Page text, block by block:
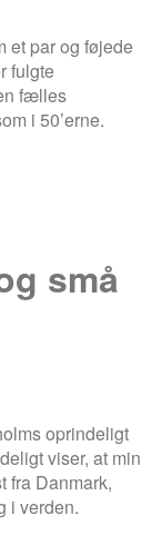
et par og føjede
fulgte
fælles
i 50’erne.
små
oprindeligt
viser, at min
fra Danmark,
i verden.